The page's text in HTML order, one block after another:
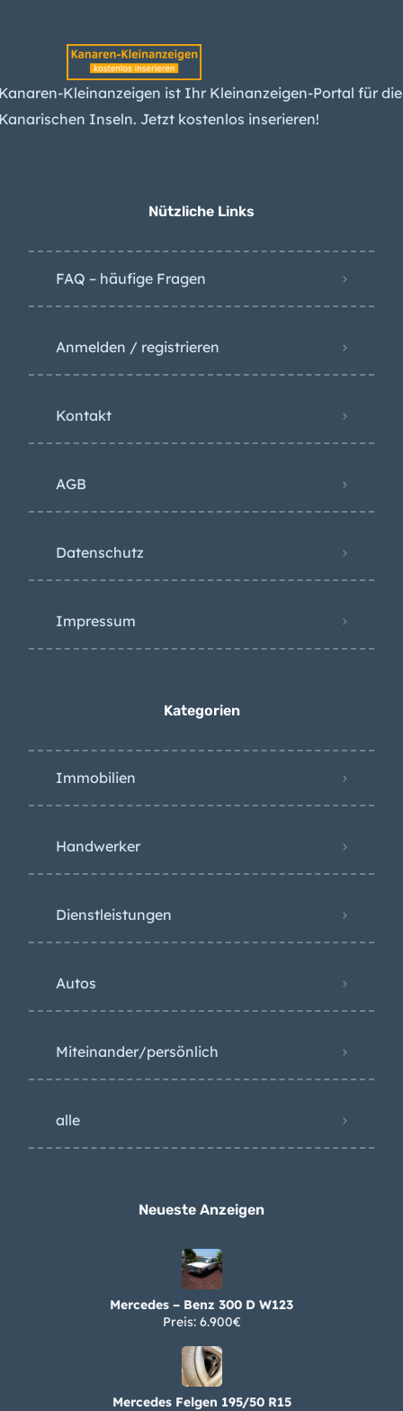
wächst langsam –
warum das gut ist
was das für Kunden
Kleinanzeigen ist Ihr Kleinanzeigen-Portal für die
Inseln. Jetzt kostenlos inserieren!
Nützliche Links
FAQ – häufige Fragen
Anmelden / registrieren
Kontakt
AGB
Datenschutz
Impressum
Kategorien
Immobilien
Handwerker
Dienstleistungen
Autos
Miteinander/persönlich
alle
Neueste Anzeigen
Mercedes – Benz 300 D W123
Preis: 6.900€
Mercedes Felgen 195/50 R15